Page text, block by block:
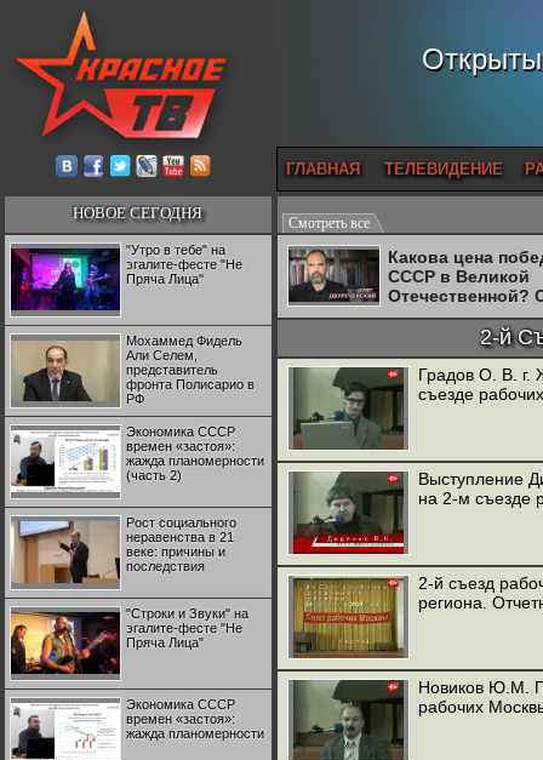
ГЛАВНАЯ ТЕЛЕВИДЕНИЕ
НОВОЕ СЕГОДНЯ
"Утро в тебе" на
эгалите-фесте "Не
Пряча Лица"
Мохаммед Фидель
Али Селем,
представитель
фронта Полисарио в
РФ
Экономика СССР
времен «застоя»:
жажда планомерности
(часть 2)
Рост социального
неравенства в 21
веке: причины и
последствия
"Строки и Звуки" на
эгалите-фесте "Не
Пряча Лица"
Экономика СССР
времен «застоя»:
жажда планомерности
Смотреть все
Какова цена
СССР в Великой
Отечественной?
Двуреченский о
потерянной2-й
Градов О. В. г.
съезде
Выступление
на 2-м съезде
2-й съезд
региона.
Новиков Ю.М.
рабочих